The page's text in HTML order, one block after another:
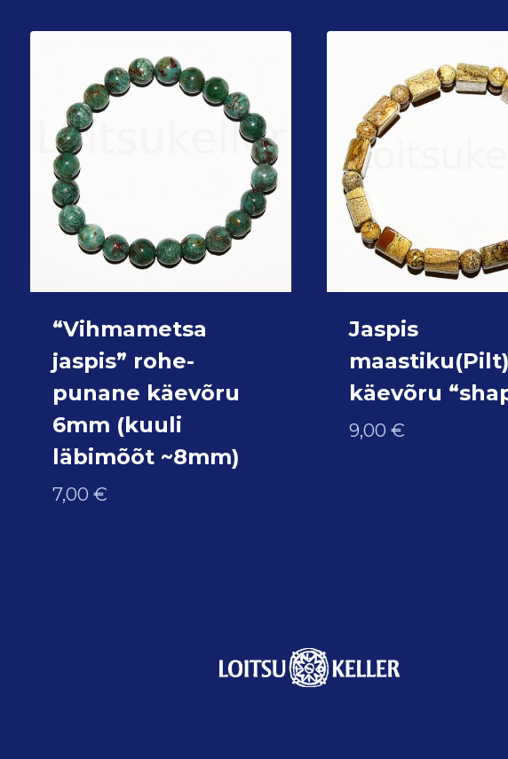
“Vihmametsa
jaspis” rohe-
punane käevõru
6mm (kuuli
läbimõõt ~8mm)
7,00 €
Jaspis
käevõru
9,00 €